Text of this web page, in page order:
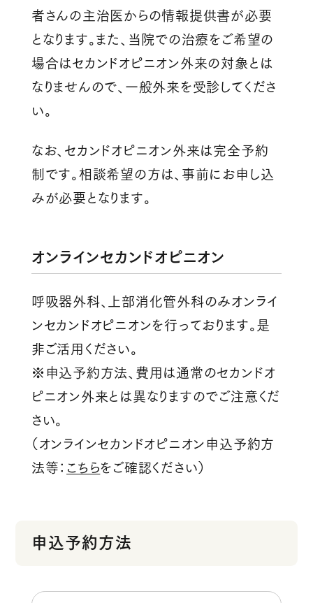
者さんの主治医からの情報提供書が必要
となります。また、当院での治療をご希望の
場合はセカンドオピニオン外来の対象とは
なりませんので、一般外来を受診してくださ
い。
なお、セカンドオピニオン外来は完全予約
制です。相談希望の方は、事前にお申し込
みが必要となります。
オンラインセカンドオピニオン
呼吸器外科、上部消化管外科のみオンライ
ンセカンドオピニオンを行っております。是
非ご活用ください。
※申込予約方法、費用は通常のセカンドオ
ピニオン外来とは異なりますのでご注意くだ
さい。
（オンラインセカンドオピニオン申込予約方
法等： こちらをご確認ください）
申込予約方法